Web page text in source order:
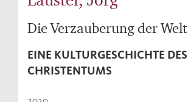
Die Verzauberung der Welt
EINE KULTURGESCHICHTE DES
CHRISTENTUMS